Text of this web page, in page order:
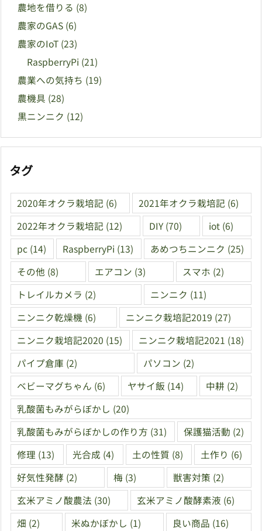
農地を借りる (8)
農家のGAS (6)
農家のIoT (23)
RaspberryPi (21)
農業への気持ち (19)
農機具 (28)
黒ニンニク (12)
タグ
2020年オクラ栽培記 (6) 2021年オクラ栽培記 (6)
2022年オクラ栽培記 (12) DIY (70) iot (6)
pc (14) RaspberryPi (13) あめつちニンニク (25)
その他 (8) エアコン (3) スマホ (2)
トレイルカメラ (2) ニンニク (11)
ニンニク乾燥機 (6) ニンニク栽培記2019 (27)
ニンニク栽培記2020 (15) ニンニク栽培記2021 (18)
パイプ倉庫 (2) パソコン (2)
ベビーマグちゃん (6) ヤサイ飯 (14) 中耕 (2)
乳酸菌もみがらぼかし (20)
乳酸菌もみがらぼかしの作り方 (31) 保護猫活動 (2)
修理 (13) 光合成 (4) 土の性質 (8) 土作り (6)
好気性発酵 (2) 梅 (3) 獣害対策 (2)
玄米アミノ酸農法 (30) 玄米アミノ酸酵素液 (6)
畑 (2) 米ぬかぼかし (1) 良い商品 (16)